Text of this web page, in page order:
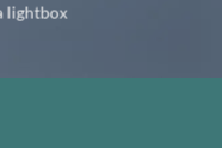
lightbox